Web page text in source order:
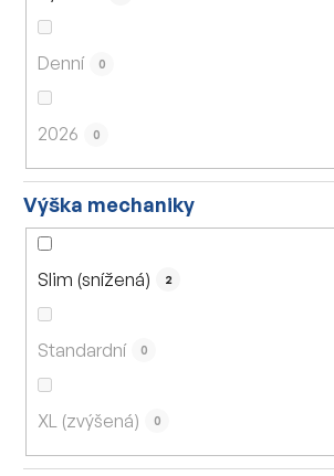
Denní 0
2026 0
Výška mechaniky
Slim (snížená) 2
Standardní 0
XL (zvýšená) 0